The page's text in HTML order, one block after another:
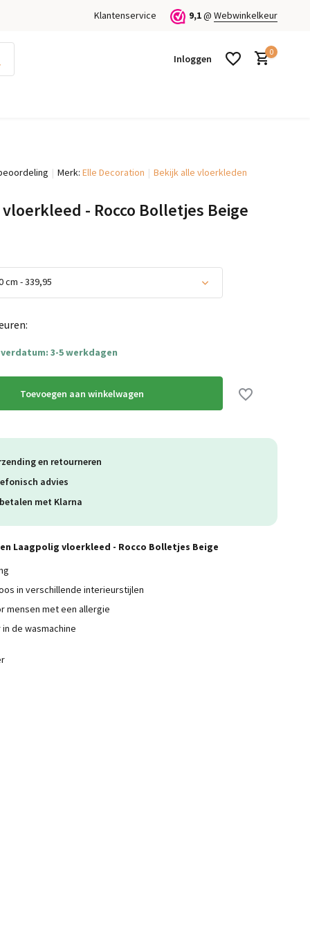
Klantenservice 9,1@ Webwinkelkeur
Inloggen
0
Merk: Elle Decoration Bekijk alle vloerkleden
- Rocco Bolletjes Beige
cm - 339,95
3-5 werkdagen
Toevoegen aan winkelwagen
en retourneren
advies
met Klarna
Laagpolig vloerkleed - Rocco Bolletjes Beige
in verschillende interieurstijlen
mensen met een allergie
de wasmachine